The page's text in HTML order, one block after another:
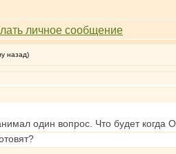
назад)
один вопрос. Что будет